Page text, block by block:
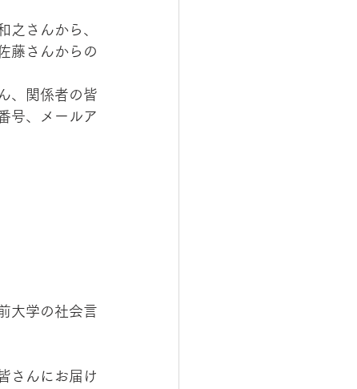
さんから、
藤さんからの
、関係者の皆
号、メールア
大学の社会言
さんにお届け